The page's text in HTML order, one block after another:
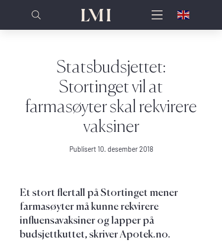
Statsbudsjettet:
Stortinget vil at
farmasøyter skal rekvirere
vaksiner
Publisert 10. desember 2018
Et stort flertall på Stortinget mener
farmasøyter må kunne rekvirere
influensavaksiner og lapper på
budsjettkuttet, skriver Apotek.no.